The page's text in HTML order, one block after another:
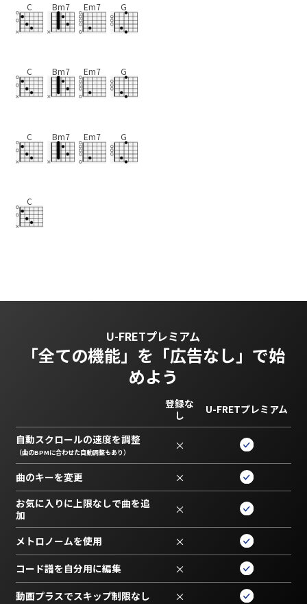
C Bm7 Em7 G
C Bm7 Em7 G
C Bm7 Em7 G
C
U-FRETプレミアム
「全ての機能」を 「広告なし」で始
めよう
登録な
し
U-FRETプレミアム
自動スクロールの速度を調整
（曲のBPMに合わせた自動調整もあり） ×
曲のキーを変更 ×
お気に入りに上限なしで曲を追
加
×
メトロノームを使用 ×
コード譜を自分用に編集 ×
動画プラスでスキップ制限なし ×